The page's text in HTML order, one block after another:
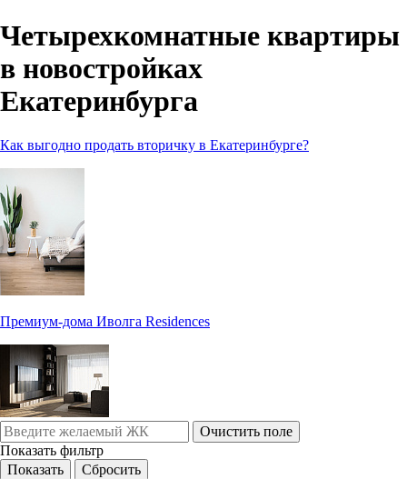
Четырехкомнатные квартиры
в новостройках
Екатеринбурга
Как выгодно продать вторичку в Екатеринбурге?
Премиум-дома Иволга Residences
Очистить поле
Показать фильтр